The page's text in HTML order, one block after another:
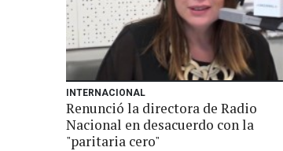
INTERNACIONAL
Renunció la directora de Radio
Nacional en desacuerdo con la
"paritaria cero"